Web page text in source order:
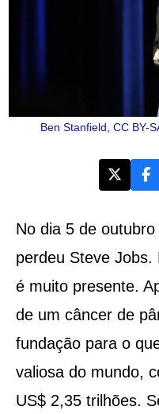
Ben Stanfield ,CC BY-
No dia 5 de
perdeu Steve Jobs.
é muito presente.
de um câncer de
fundação para o
valiosa do mundo,
US$ 2,35 trilhões.